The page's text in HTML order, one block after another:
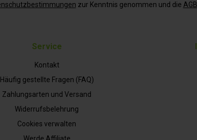
Service
Kontakt
Häufig gestellte Fragen (FAQ)
Zahlungsarten und Versand
Widerrufsbelehrung
Cookies verwalten
zur Kenntnis genommen und die AGB